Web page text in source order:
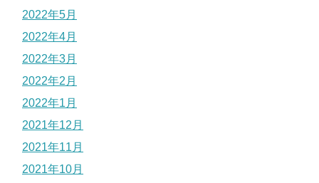
2022年5月
2022年4月
2022年3月
2022年2月
2022年1月
2021年12月
2021年11月
2021年10月